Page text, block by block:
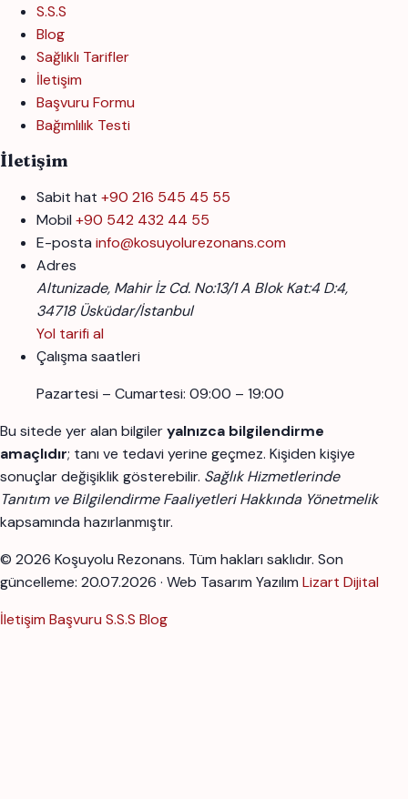
S.S.S
Blog
Sağlıklı Tarifler
İletişim
Başvuru Formu
Bağımlılık Testi
İletişim
Sabit hat +90 216 545 45 55
Mobil +90 542 432 44 55
E-posta info@kosuyolurezonans.com
Adres
Altunizade, Mahir İz Cd. No:13/1 A Blok Kat:4 D:4,
34718 Üsküdar/İstanbul
Yol tarifi al
Çalışma saatleri
Pazartesi – Cumartesi: 09:00 – 19:00
Bu sitede yer alan bilgileryalnızca bilgilendirme
amaçlıdır; tanı ve tedavi yerine geçmez. Kişiden kişiye
sonuçlar değişiklik gösterebilir. Sağlık Hizmetlerinde
Tanıtım ve Bilgilendirme Faaliyetleri Hakkında Yönetmelik
kapsamında hazırlanmıştır.
© 2026 Koşuyolu Rezonans. Tüm hakları saklıdır. Son
güncelleme: 20.07.2026 · Web Tasarım Yazılım Lizart Dijital
İletişim Başvuru S.S.S Blog